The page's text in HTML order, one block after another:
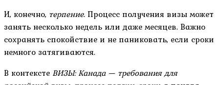
И, конечно, терпение. Процесс получения визы может
занять несколько недель или даже месяцев. Важно
сохранять спокойствие и не паниковать, если сроки
немного затягиваются.
В контексте ВИЗЫ: Канада — требования для